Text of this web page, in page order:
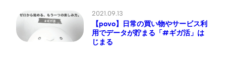
2021.09.13
【povo】日常の買い物やサービス利
用でデータが貯まる「#ギガ活」は
じまる